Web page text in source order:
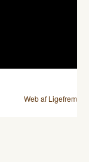
Web af Ligefrem